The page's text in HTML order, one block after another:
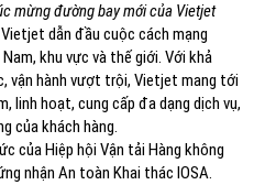
mừng đường bay mới của Vietjet
dẫn đầu cuộc cách mạng
khu vực và thế giới. Với khả
vận hành vượt trội, Vietjet mang tới
linh hoạt, cung cấp đa dạng dịch vụ,
của khách hàng.
của Hiệp hội Vận tải Hàng không
nhận An toàn Khai thác IOSA.